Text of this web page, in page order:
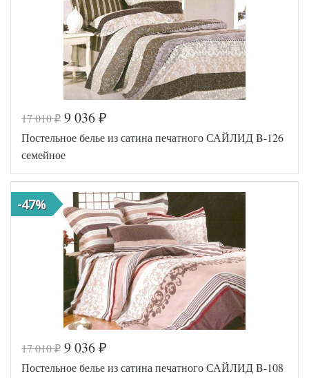
Код товара
515-986
Артикул
SLD-B-
17 010₽ 9 036 ₽
Постельное белье из сатина печатного САЙЛИД B-126
семейное
-47%
17 010₽ 9 036 ₽
Постельное белье из сатина печатного САЙЛИД B-108